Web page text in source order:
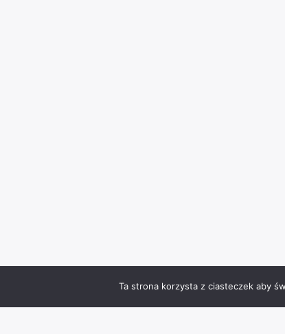
Ta strona korzysta z ciasteczek aby